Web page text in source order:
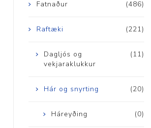
(486)
Fatnaður
(221)
Raftæki
(11)
Dagljós og
vekjaraklukkur
(20)
Hár og snyrting
(0)
Háreyðing